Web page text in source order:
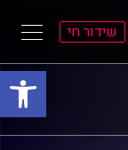
פתח
שידור חי